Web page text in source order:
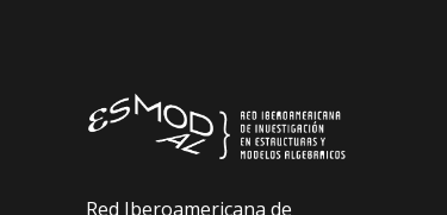
Red Iberoamericana de